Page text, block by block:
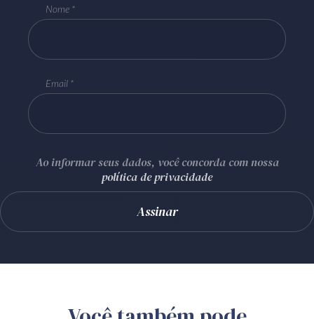
Nome
Email
Ao informar seus dados, você concorda com nossa
política de privacidade